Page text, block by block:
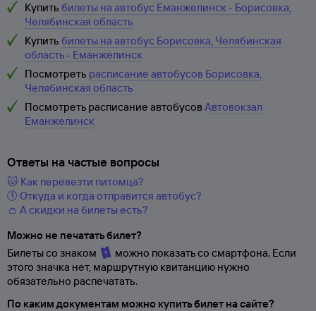
Купить билеты на автобус Еманжелинск - Борисовка,
Челябинская область
Купить билеты на автобус Борисовка, Челябинская
область - Еманжелинск
Посмотреть расписание автобусов Борисовка,
Челябинская область
Посмотреть расписание автобусовАвтовокзал
Еманжелинск
Ответы на частые вопросы
🐱 Как перевезти питомца?
🕔 Откуда и когда отправится автобус?
👛 А скидки на билеты есть?
Можно не печатать билет?
Билеты со знаком
можно показать со смартфона. Если
этого значка нет, маршрутную квитанцию нужно
обязательно распечатать.
По каким документам можно купить билет на сайте?